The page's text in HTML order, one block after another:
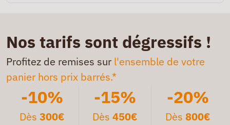
Nos tarifs sont dégressifs !
Profitez de remises sur l'ensemble de votre
panier hors prix barrés.*
-10%
Dès300€
-15%
Dès 450€
-20%
Dès 800€